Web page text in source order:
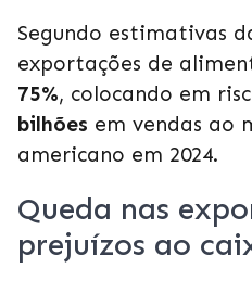
Segundo estimativas
exportações de
75%, colocando em
bilhões em vendas ao
americano em 2024.
Queda nas
prejuízos ao